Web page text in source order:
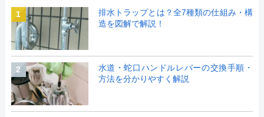
1
排水トラップとは？全7種類の仕組み・構
造を図解で解説！
2
水道・蛇口ハンドルレバーの交換手順・
方法を分かりやすく解説